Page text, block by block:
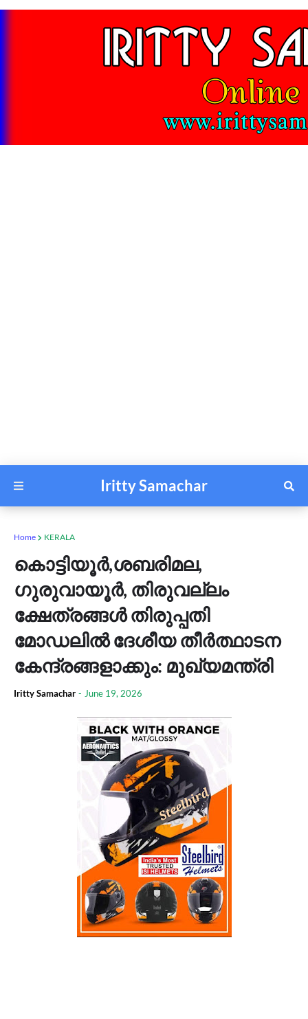
Iritty Samachar
Home KERALA
കൊട്ടിയൂർ,ശബരിമല,
ഗുരുവായൂർ, തിരുവല്ലം
ക്ഷേത്രങ്ങള്‍ തിരുപ്പതി
മോഡലില്‍ ദേശീയ തീർത്ഥാടന
കേന്ദ്രങ്ങളാക്കും: മുഖ്യമന്ത്രി
Iritty Samachar - June 19, 2026